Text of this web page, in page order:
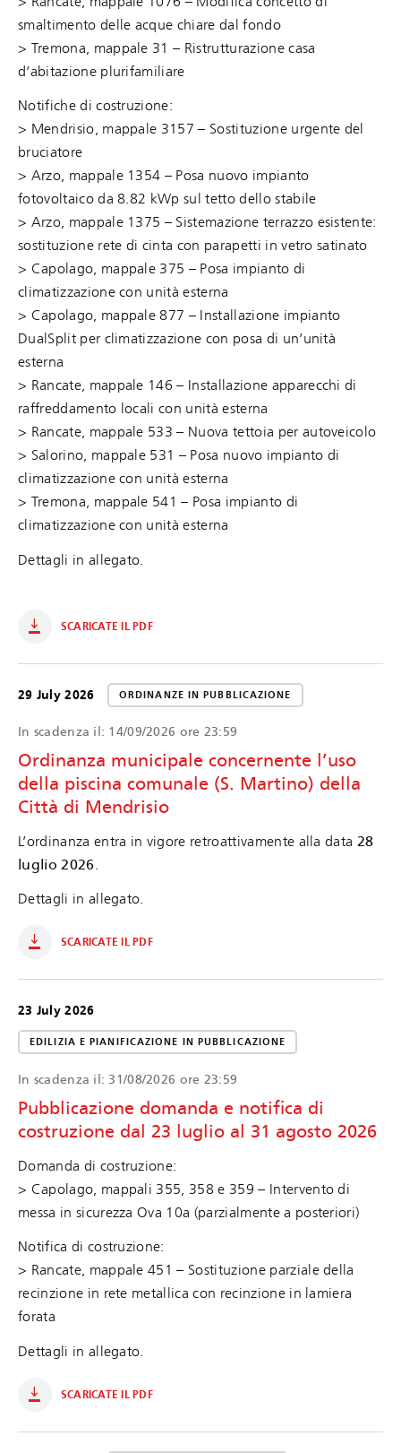
smaltimento delle acque chiare dal fondo
> Tremona, mappale 31 – Ristrutturazione casa
d’abitazione plurifamiliare
Notifiche di costruzione:
> Mendrisio, mappale 3157 – Sostituzione urgente del
bruciatore
> Arzo, mappale 1354 – Posa nuovo impianto
fotovoltaico da 8.82 kWp sul tetto dello stabile
> Arzo, mappale 1375 – Sistemazione terrazzo esistente:
sostituzione rete di cinta con parapetti in vetro satinato
> Capolago, mappale 375 – Posa impianto di
climatizzazione con unità esterna
> Capolago, mappale 877 – Installazione impianto
DualSplit per climatizzazione con posa di un’unità
esterna
> Rancate, mappale 146 – Installazione apparecchi di
raffreddamento locali con unità esterna
> Rancate, mappale 533 – Nuova tettoia per autoveicolo
> Salorino, mappale 531 – Posa nuovo impianto di
climatizzazione con unità esterna
> Tremona, mappale 541 – Posa impianto di
climatizzazione con unità esterna
Dettagli in allegato.
SCARICATE IL PDF
29 July 2026 ORDINANZE IN PUBBLICAZIONE
In scadenza il: 14/09/2026 ore 23:59
Ordinanza municipale concernente l’uso
della piscina comunale (S. Martino) della
Città di Mendrisio
L’ordinanza entra in vigore retroattivamente alla data 28
luglio 2026.
Dettagli in allegato.
SCARICATE IL PDF
23 July 2026
EDILIZIA E PIANIFICAZIONE IN PUBBLICAZIONE
In scadenza il:31/08/2026 ore 23:59
Pubblicazione domanda e notifica di
costruzione dal 23 luglio al 31 agosto 2026
Domanda di costruzione:
> Capolago, mappali 355, 358 e 359 – Intervento di
messa in sicurezza Ova 10a (parzialmente a posteriori)
Notifica di costruzione:
> Rancate, mappale 451 – Sostituzione parziale della
recinzione in rete metallica con recinzione in lamiera
forata
Dettagli in allegato.
SCARICATE IL PDF